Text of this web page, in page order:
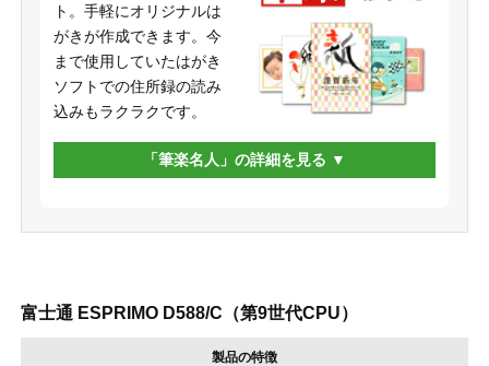
ト。手軽にオリジナルは
がきが作成できます。今
まで使用していたはがき
ソフトでの住所録の読み
込みもラクラクです。
「筆楽名人」の詳細を見る
富士通 ESPRIMO D588/C（第9世代CPU）
製品の特徴